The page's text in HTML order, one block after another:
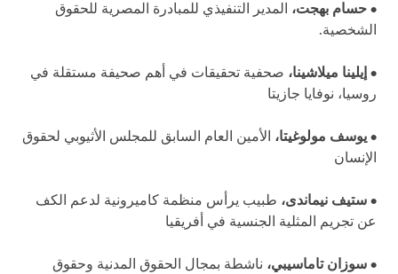
• حسام بهجت، المدير التنفيذي للمبادرة المصرية للحقوق
الشخصية.
• إيلينا ميلاشينا، صحفية تحقيقات في أهم صحيفة مستقلة في
روسيا، نوفايا جازيتا
•يوسف مولوغيتا، الأمين العام السابق للمجلس الأثيوبي لحقوق
الإنسان
• ستيف نيماندى، طبيب يرأس منظمة كاميرونية لدعم الكف
عن تجريم المثلية الجنسية في أفريقيا
• سوزان تاماسيبي، ناشطة بمجال الحقوق المدنية وحقوق